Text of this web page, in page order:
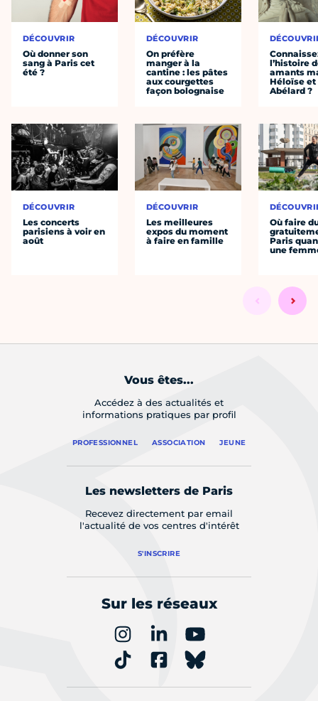
DÉCOUVRIR
Où donner son
sang à Paris cet
été ?
DÉCOUVRIR
Les concerts
parisiens à voir en
août
DÉCOUVRIR
On préfère
manger à la
cantine : les pâtes
aux courgettes
façon bolognaise
DÉCOUVRIR
Les meilleures
expos du moment
à faire en famille
l’histoire
amants
Héloïse et
Abélard ?
Où faire
Paris
une
Vous êtes...
Accédez à des actualités et
informations pratiques par profil
PROFESSIONNEL ASSOCIATION JEUNE
Les newsletters de Paris
Recevez directement par email
l'actualité de vos centres d'intérêt
S'INSCRIRE
Sur les réseaux